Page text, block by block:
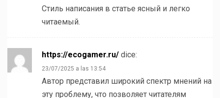
Стиль написания в статье ясный и легко
читаемый.
https://ecogamer.ru/ dice:
23/07/2025 a las 13:54
Автор представил широкий спектр мнений на
эту проблему, что позволяет читателям